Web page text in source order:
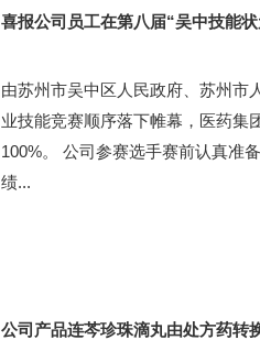
喜报公司员工在第八届“吴中技能
由苏州市吴中区人民政府、苏州市
业技能竞赛顺序落下帷幕，医药集
100%。 公司参赛选手赛前认真准
绩...
公司产品连芩珍珠滴丸由处方药转